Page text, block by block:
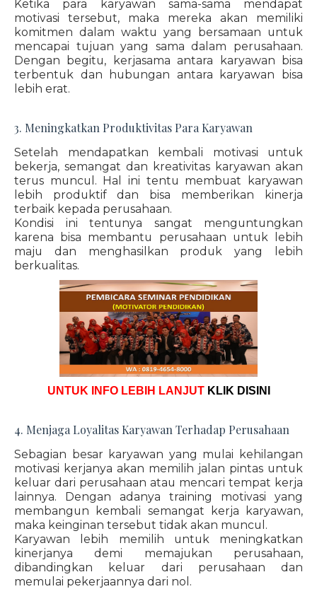
Ketika para karyawan sama-sama mendapat
motivasi tersebut, maka mereka akan memiliki
komitmen dalam waktu yang bersamaan untuk
mencapai tujuan yang sama dalam perusahaan.
Dengan begitu, kerjasama antara karyawan bisa
terbentuk dan hubungan antara karyawan bisa
lebih erat.
3. Meningkatkan Produktivitas Para Karyawan
Setelah mendapatkan kembali motivasi untuk
bekerja, semangat dan kreativitas karyawan akan
terus muncul. Hal ini tentu membuat karyawan
lebih produktif dan bisa memberikan kinerja
terbaik kepada perusahaan.
Kondisi ini tentunya sangat menguntungkan
karena bisa membantu perusahaan untuk lebih
maju dan menghasilkan produk yang lebih
berkualitas.
UNTUK INFO LEBIH LANJUT KLIK DISINI
4. Menjaga Loyalitas Karyawan Terhadap Perusahaan
Sebagian besar karyawan yang mulai kehilangan
motivasi kerjanya akan memilih jalan pintas untuk
keluar dari perusahaan atau mencari tempat kerja
lainnya. Dengan adanya training motivasi yang
membangun kembali semangat kerja karyawan,
maka keinginan tersebut tidak akan muncul.
Karyawan lebih memilih untuk meningkatkan
kinerjanya demi memajukan perusahaan,
dibandingkan keluar dari perusahaan dan
memulai pekerjaannya dari nol.